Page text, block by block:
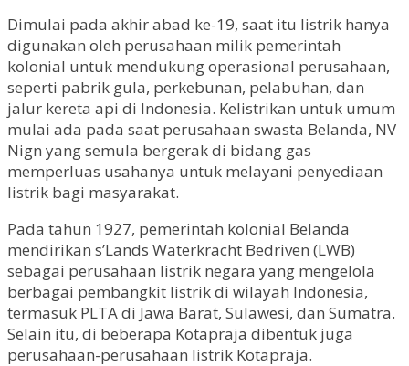
Dimulai pada akhir abad ke-19, saat itu listrik hanya
digunakan oleh perusahaan milik pemerintah
kolonial untuk mendukung operasional perusahaan,
seperti pabrik gula, perkebunan, pelabuhan, dan
jalur kereta api di Indonesia. Kelistrikan untuk umum
mulai ada pada saat perusahaan swasta Belanda, NV
Nign yang semula bergerak di bidang gas
memperluas usahanya untuk melayani penyediaan
listrik bagi masyarakat.
Pada tahun 1927, pemerintah kolonial Belanda
mendirikan s’Lands Waterkracht Bedriven (LWB)
sebagai perusahaan listrik negara yang mengelola
berbagai pembangkit listrik di wilayah Indonesia,
termasuk PLTA di Jawa Barat, Sulawesi, dan Sumatra.
Selain itu, di beberapa Kotapraja dibentuk juga
perusahaan-perusahaan listrik Kotapraja.